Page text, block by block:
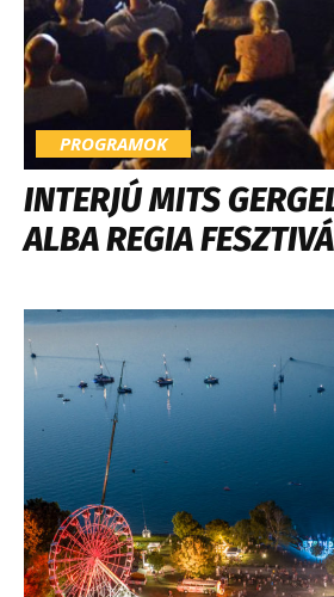
PROGRAMOK
INTERJÚ MITS
ALBA REGIA